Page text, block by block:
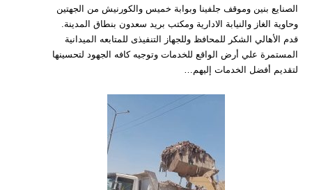
الصنايع بنين وموقف جلفينا وبوابة خميس والكورنيش من الجهتين
وحاوية الغاز والنيابة الادارية ومكتب بريد سعدون بنطاق المدينة.
قدم الأهالي الشكر للمحافظ وللجهاز التنفيذى للمتابعه الميدانية
المستمرة علي أرض الواقع للخدمات وتوجيه كافه الجهود لتحسينها
لتقديم أفضل الخدمات إليهم…